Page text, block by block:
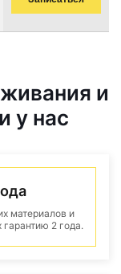
и
у нас
материалов и
2 года.